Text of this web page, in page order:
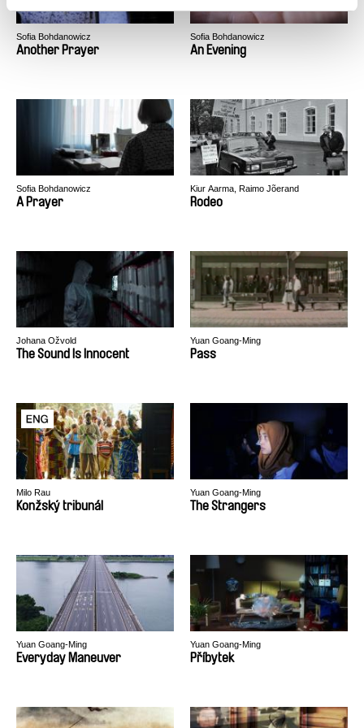
Sofia Bohdanowicz
Another Prayer
Sofia Bohdanowicz
An Evening
Sofia Bohdanowicz
A Prayer
Kiur Aarma, Raimo Jõerand
Rodeo
Johana Ožvold
The Sound Is Innocent
Yuan Goang-Ming
Pass
Milo Rau
Konžský tribunál
Yuan Goang-Ming
The Strangers
Yuan Goang-Ming
Everyday Maneuver
Yuan Goang-Ming
Příbytek